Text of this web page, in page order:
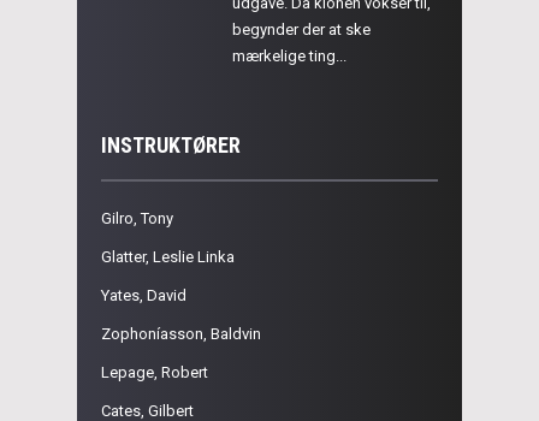
begynder der at ske
mærkelige ting...
INSTRUKTØRER
Gilro, Tony
Glatter, Leslie Linka
Yates, David
Zophoníasson, Baldvin
Lepage, Robert
Cates, Gilbert